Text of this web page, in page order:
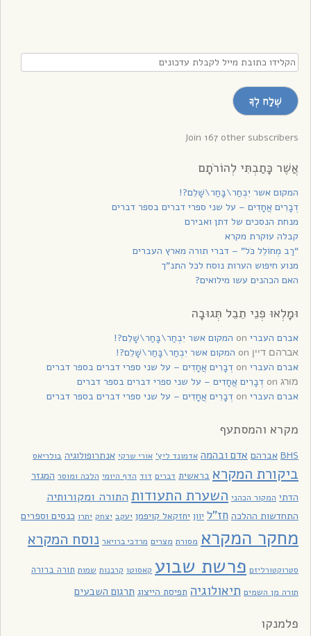
הקלידו
כתובת
מייל
לקבלת
עדכונים
שְׁלַח לְךָ
Join 167 other subscribers
אֲשֶׁר כָּתַבְתִּי לְהוֹרֹתָם
המקום אשר יִבְחַר\בָּחַר\שָׁלֵם?!
דְבָרִים אֲחָדִים – על שני ספרי דברים בספר דברים
מנחת הנסכים של דתן ואבירם
קבלה עוקרת מקרא
“רַב מְחוֹלֵל כֹּל” – דברי תורה מארץ העברים
מנוע חיפוש הערות נוסח לכל התנ”ך
האם הכהנים עשו מילואים?
וּמָלְאוּ פְנֵי תֵבֵל תְּגוּבָה
אברם העברי המקום אשר יִבְחַר\בָּחַר\שָׁלֵם?!
אברהם דיין
המקום אשר יִבְחַר\בָּחַר\שָׁלֵם?!
אברם העברי
דְבָרִים אֲחָדִים – על שני ספרי דברים בספר דברים
מורג
דְבָרִים אֲחָדִים – על שני ספרי דברים בספר דברים
אברם העברי
דְבָרִים אֲחָדִים – על שני ספרי דברים בספר דברים
מקרא והמסתעף
BHS אברהם אדם ובהמה אדמונד ליץ' אורי שרקי אנתרופולוגיה בולריאס
ביקורת המקרא בראשית דברים דוד הדף היומי הלכה ומוסר המגזר
הדתי המקור הכהני השערת התעודות התורה ומקורותיה
התחדשות ההלכה חז"ל יוון יחזקאל קויפמן יעקב יצחק יתרו כנסים וספרים
מחקר המקרא מסורת מצרים מרדכי ברויאר נוסח המקרא
סטרוקטורליזם פרשת שבוע קאסוטו קרבנות שמות תורה ברורה
תורה מן השמים תיאולוגיה תפיסת הייצוג תרגום השבעים
פלמנקו